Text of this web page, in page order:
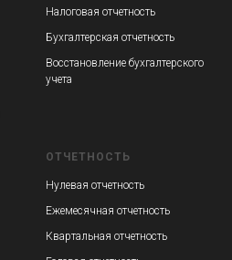
Налоговая отчетность
Бухгалтерская отчетность
Восстановление бухгалтерского
учета
ОТЧЕТНОСТЬ
Нулевая отчетность
Ежемесячная отчетность
Квартальная отчетность